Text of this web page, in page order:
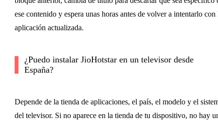
ese contenido y espera unas horas antes de volver a intentarlo con
aplicación actualizada.
¿Puedo instalar JioHotstar en un televisor desde
España?
Depende de la tienda de aplicaciones, el país, el modelo y el
del televisor. Si no aparece en la tienda de tu dispositivo, no hay